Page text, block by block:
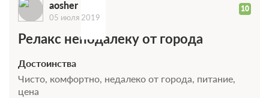
aosher 10
05 июля 2019
Релакс неподалеку от города
Достоинства
Чисто, комфортно, недалеко от города, питание,
цена